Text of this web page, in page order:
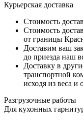
Курьерская доставка
Стоимость
Стоимость
от границы
Доставим ваш
до приезда наш
Доставку в
транспортной
исходя из веса и
Разгрузочные работы
Для кухонных